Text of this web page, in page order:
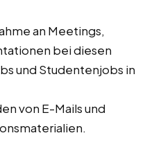
an Meetings,
bei diesen
und Studentenjobs in
von E-Mails und